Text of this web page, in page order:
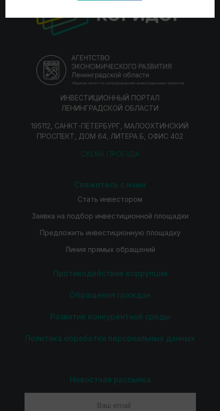
ИНВЕСТИЦИОННЫЙ ПОРТАЛ
ЛЕНИНГРАДСКОЙ ОБЛАСТИ
195112, САНКТ-ПЕТЕРБУРГ, МАЛООХТИНСКИЙ
ПРОСПЕКТ, ДОМ 64, ЛИТЕРА Б, ОФИС 402
СХЕМА ПРОЕЗДА
Свяжитесь с нами
Стать инвестором
Заявка на подбор инвестиционной площадки
Предложить инвестиционную площадку
Линия прямых обращений
Противодействие коррупции
Обращения граждан
Развитие конкурентной среды
Политика обработки персональных данных
Новостная рассылка